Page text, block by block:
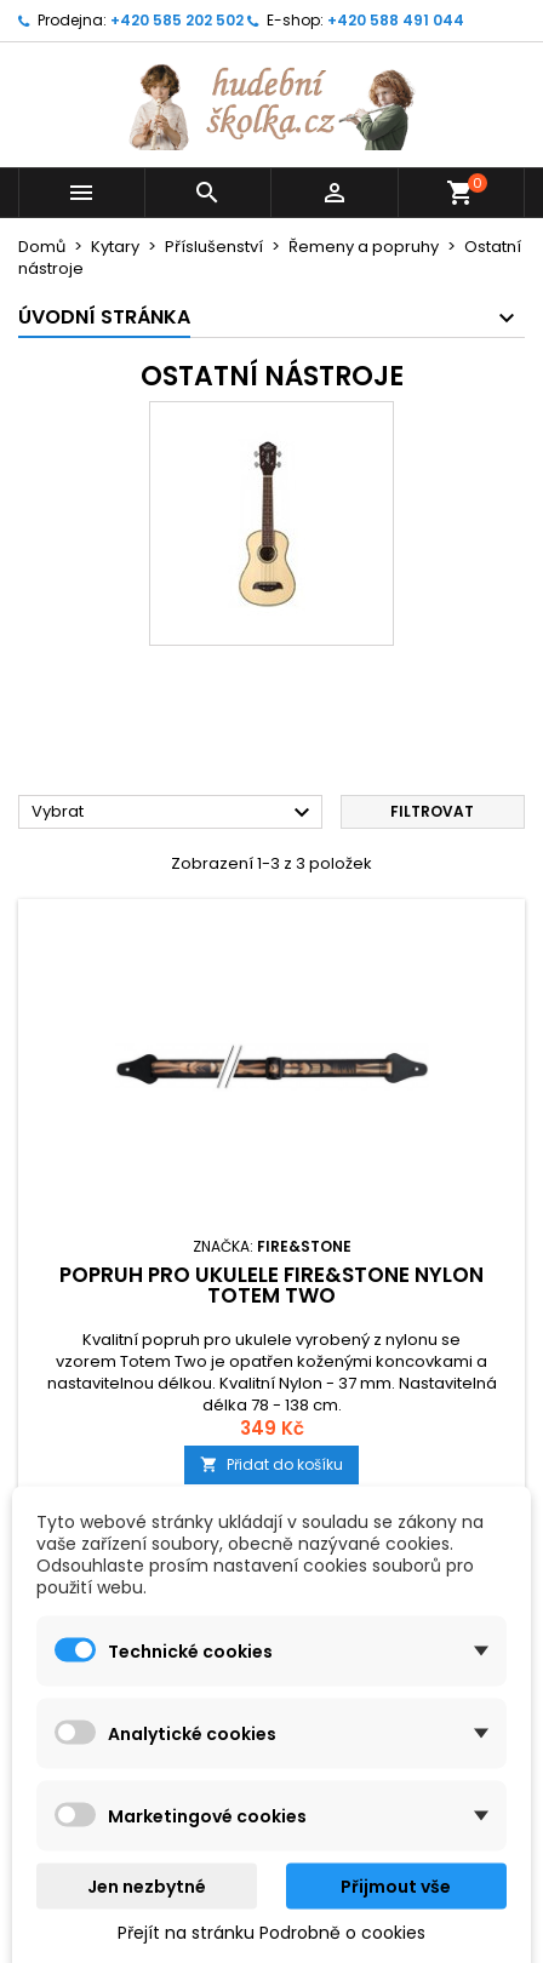
Prodejna: +420 585 202 502 E-shop: +420 588 491 044
   shopping_cart0
Domů Kytary Příslušenství Řemeny a popruhy
Ostatní
nástroje
ÚVODNÍ STRÁNKA
OSTATNÍ NÁSTROJE
Vybrat  FILTROVAT
Zobrazení 1-3 z 3 položek
ZNAČKA: FIRE&STONE
POPRUH PRO UKULELE FIRE&STONE NYLON
TOTEM TWO
Kvalitní popruh pro ukulele vyrobený z nylonu se
vzorem Totem Two je opatřen koženými koncovkami a
nastavitelnou délkou. Kvalitní Nylon - 37 mm. Nastavitelná
délka 78 - 138 cm.
349 Kč
 Přidat do košíku
POPRUH PRO UKULELE FIRE&STONE NYLON
Tyto webové stránky ukládají v souladu se zákony na
vaše zařízení soubory, obecně nazývané cookies.
Odsouhlaste prosím nastavení cookies souborů pro
použití webu.
Technické cookies
Analytické cookies
Marketingové cookies
Jen nezbytné
Přijmout vše
Přejít na stránku Podrobně o cookies